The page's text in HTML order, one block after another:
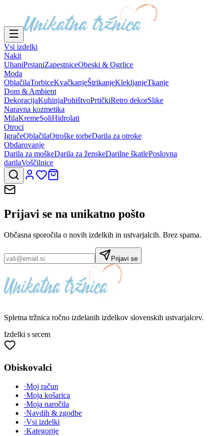
Vsi izdelki
Nakit
UhaniPrstaniZapestniceObeski & Ogrlice
Moda
OblačilaTorbiceKvačkanjeŠtrikanjeKlekljanjeTkanje
Dom & Ambient
DekoracijaKuhinjaPohištvoPrtičkiRetro dekorSlike
Naravna kozmetika
MilaKremeSoliHidrolati
Otroci
IgračeOblačilaOtroške torbeDarila za otroke
Obdarovanje
Darila za moškeDarila za ženskeDarilne škatlePoslovna
darilaVoščilnice
Prijavi se na unikatno pošto
Občasna sporočila o novih izdelkih in ustvarjalcih. Brez spama.
Prijavi se
Spletna tržnica ročno izdelanih izdelkov slovenskih ustvarjalcev.
Izdelki s srcem
Obiskovalci
·Moj račun
·Moja košarica
·Moja naročila
·Navdih & zgodbe
·Vsi izdelki
·Kategorije